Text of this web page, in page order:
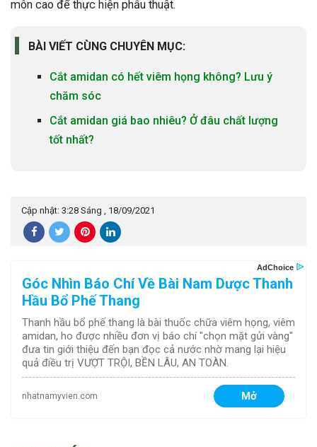
môn cao để thực hiện phẫu thuật.
BÀI VIẾT CÙNG CHUYÊN MỤC:
Cắt amidan có hết viêm họng không? Lưu ý
chăm sóc
Cắt amidan giá bao nhiêu? Ở đâu chất lượng
tốt nhất?
Cập nhật: 3:28 Sáng , 18/09/2021
Góc Nhìn Báo Chí Về Bài Nam Dược Thanh
Hầu Bổ Phế Thang
Thanh hầu bổ phế thang là bài thuốc chữa viêm họng, viêm
amidan, ho được nhiều đơn vị báo chí "chọn mặt gửi vàng"
đưa tin giới thiệu đến bạn đọc cả nước nhờ mang lại hiệu
quả điều trị VƯỢT TRỘI, BỀN LÂU, AN TOÀN.
nhatnamyvien.com Mở